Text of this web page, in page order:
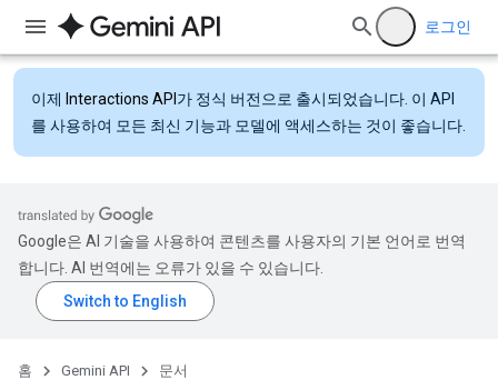
로그인
이제 Interactions API 가 정식 버전으로 출시되었습니다. 이 API
를 사용하여 모든 최신 기능과 모델에 액세스하는 것이 좋습니다.
Google은 AI 기술을 사용하여 콘텐츠를 사용자의 기본 언어로 번역
합니다. AI 번역에는 오류가 있을 수 있습니다.
홈 Gemini API 문서